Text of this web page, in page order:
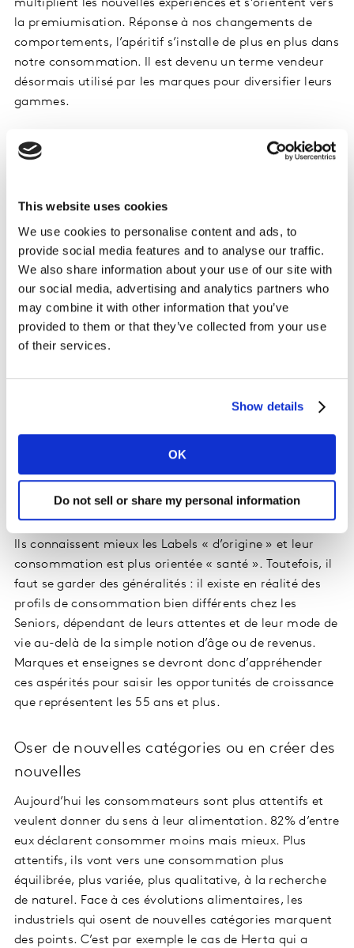
This website uses cookies
We use cookies to personalise content and ads, to
provide social media features and to analyse our traffic.
We also share information about your use of our site with
our social media, advertising and analytics partners who
may combine it with other information that you’ve
provided to them or that they’ve collected from your use
of their services.
Show details
OK
Do not sell or share my personal information
multiplient les nouvelles expériences et s’orientent vers
la premiumisation. Réponse à nos changements de
comportements, l’apéritif s’installe de plus en plus dans
notre consommation. Il est devenu un terme vendeur
désormais utilisé par les marques pour diversifier leurs
gammes.
Viser de nouvelles cibles
Si marques et distributeurs mettent l’emphase sur les
Millennials, les Seniors sont bel et bien une cible clé
pour l’avenir de la Grande consommation : aujourd’hui
31% d’individus ont 55 ans ou plus ; ils seront 39% en
2070 ! Dépensiers et de plus en plus nombreux, les
Seniors constituent un véritable relais de croissance
pour la GMS comme pour les circuits hors GMS sur
lesquels ils sont déjà très présents. La croissance des
l’Habillement Femme ne croît cette année que grâce
la qualité des produits et les courses près de chez eux,
les plus de 55 ans sont également des consommateurs
plus sensibles que la moyenne au local et à l’équitable.
Ils connaissent mieux les Labels « d’origine » et leur
consommation est plus orientée « santé ». Toutefois, il
faut se garder des généralités : il existe en réalité des
profils de consommation bien différents chez les
Seniors, dépendant de leurs attentes et de leur mode de
vie au-delà de la simple notion d’âge ou de revenus.
Marques et enseignes se devront donc d’appréhender
ces aspérités pour saisir les opportunités de croissance
que représentent les 55 ans et plus.
Oser de nouvelles catégories ou en créer des
nouvelles
Aujourd’hui les consommateurs sont plus attentifs et
veulent donner du sens à leur alimentation. 82% d’entre
eux déclarent consommer moins mais mieux. Plus
attentifs, ils vont vers une consommation plus
équilibrée, plus variée, plus qualitative, à la recherche
de naturel. Face à ces évolutions alimentaires, les
industriels qui osent de nouvelles catégories marquent
des points. C’est par exemple le cas de Herta qui a